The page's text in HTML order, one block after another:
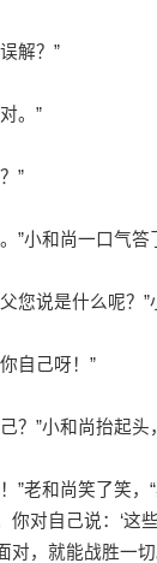
解？”
。”
”
小和尚一口气答
说是什么呢？”
己呀！”
”小和尚抬起头
老和尚笑了笑，“
你对自己说：‘这
对，就能战胜一